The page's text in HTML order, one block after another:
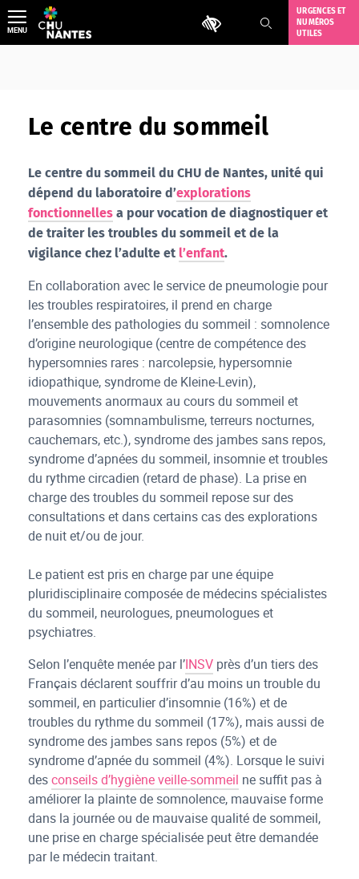
Aller
au
contenu
Outils d'accessibilité
URGENCES ET
NUMÉROS
UTILES
MENU
Le centre du sommeil
Le centre du sommeil du CHU de Nantes, unité qui
dépend du laboratoire d’explorations
fonctionnelles a pour vocation de diagnostiquer et
de traiter les troubles du sommeil et de la
vigilance chez l’adulte et l’enfant.
En collaboration avec le service de pneumologie pour
les troubles respiratoires, il prend en charge
l’ensemble des pathologies du sommeil : somnolence
d’origine neurologique (centre de compétence des
hypersomnies rares : narcolepsie, hypersomnie
idiopathique, syndrome de Kleine-Levin),
mouvements anormaux au cours du sommeil et
parasomnies (somnambulisme, terreurs nocturnes,
cauchemars, etc.), syndrome des jambes sans repos,
syndrome d’apnées du sommeil, insomnie et troubles
du rythme circadien (retard de phase). La prise en
charge des troubles du sommeil repose sur des
consultations et dans certains cas des explorations
de nuit et/ou de jour.
Le patient est pris en charge par une équipe
pluridisciplinaire composée de médecins spécialistes
du sommeil, neurologues, pneumologues et
psychiatres.
Selon l’enquête menée par l’INSV près d’un tiers des
Français déclarent souffrir d’au moins un trouble du
sommeil, en particulier d’insomnie (16%) et de
troubles du rythme du sommeil (17%), mais aussi de
syndrome des jambes sans repos (5%) et de
syndrome d’apnée du sommeil (4%). Lorsque le suivi
desconseils d’hygiène veille-sommeil ne suffit pas à
améliorer la plainte de somnolence, mauvaise forme
dans la journée ou de mauvaise qualité de sommeil,
une prise en charge spécialisée peut être demandée
par le médecin traitant.